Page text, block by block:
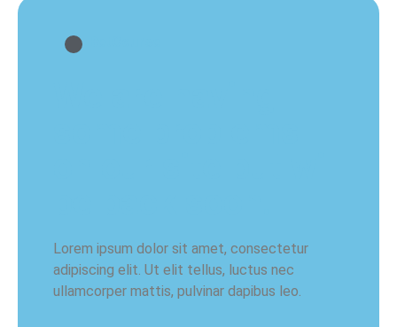
Lorem ipsum dolor sit amet, consectetur
adipiscing elit. Ut elit tellus, luctus nec
ullamcorper mattis, pulvinar dapibus leo.